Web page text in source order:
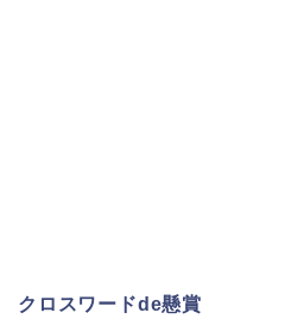
クロスワードde懸賞